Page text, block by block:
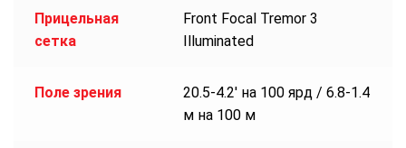
Прицельная
сетка
Front Focal Tremor 3
Illuminated
Поле зрения
20.5-4.2′ на 100 ярд / 6.8-1.4
м на 100 м